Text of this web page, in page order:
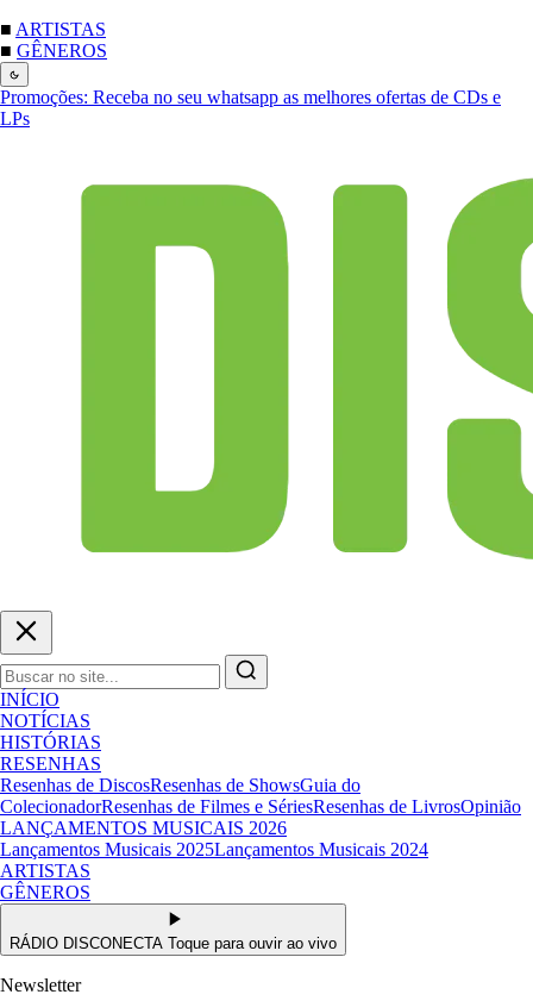
■ ARTISTAS
■ GÊNEROS
Promoções: Receba no seu whatsapp as melhores ofertas de CDs e
LPs
INÍCIO
NOTÍCIAS
HISTÓRIAS
RESENHAS
Resenhas de DiscosResenhas de ShowsGuia do
ColecionadorResenhas de Filmes e SériesResenhas de LivrosOpinião
LANÇAMENTOS MUSICAIS 2026
Lançamentos Musicais 2025Lançamentos Musicais 2024
ARTISTAS
GÊNEROS
RÁDIO DISCONECTA Toque para ouvir ao vivo
Newsletter